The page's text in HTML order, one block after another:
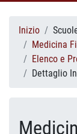
Inizio
Medicina
Elenco e
Dettaglio